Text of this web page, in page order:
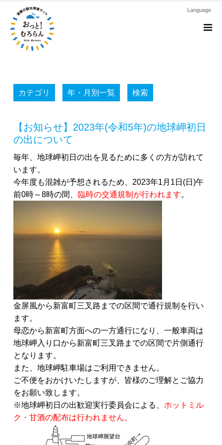
Language
カテゴリ 年・月別一覧 検索
【お知らせ】2023年(令和5年)の地球岬初日
の出について
毎年、地球岬初日の出を見るために多くの方が訪れて
います。
今年度も混雑が予想されるため、2023年1月1日(日)午
前0時～8時の間、 臨時の交通規制が行われます。
金屏風から新富町三叉路までの区間で通行規制を行い
ます。
母恋から新富町方面への一方通行になり、一般車両は
地球岬入り口から新富町三叉路までの区間で片側通行
となります。
また、地球岬駐車場はご利用できません。
ご不便をおかけいたしますが、皆様のご理解とご協力
をお願い致します。
※地球岬初日の出歓迎実行委員会による、 ホットミル
ク・甘酒の配布は行われません。